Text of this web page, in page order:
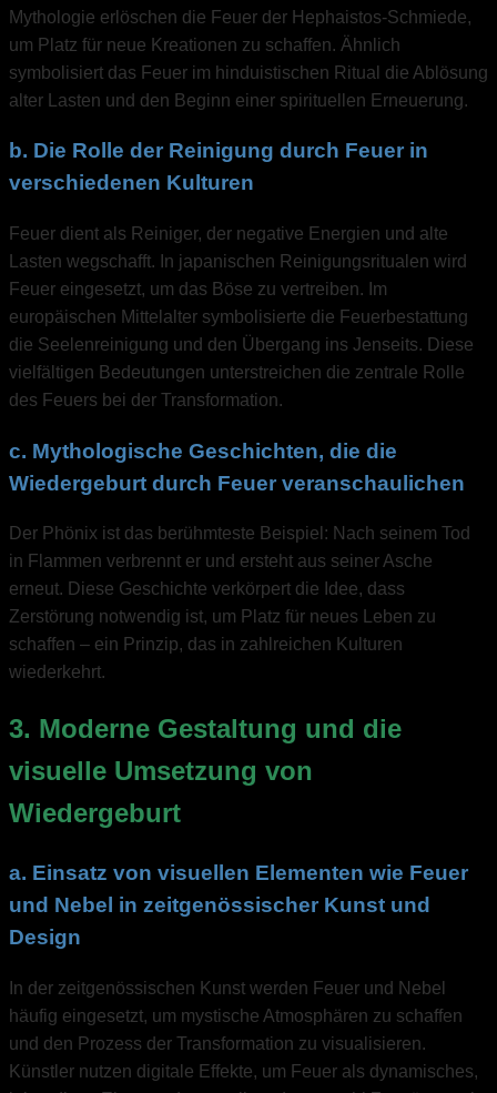
Mythologie erlöschen die Feuer der Hephaistos-Schmiede,
um Platz für neue Kreationen zu schaffen. Ähnlich
symbolisiert das Feuer im hinduistischen Ritual die Ablösung
alter Lasten und den Beginn einer spirituellen Erneuerung.
b. Die Rolle der Reinigung durch Feuer in
verschiedenen Kulturen
Feuer dient als Reiniger, der negative Energien und alte
Lasten wegschafft. In japanischen Reinigungsritualen wird
Feuer eingesetzt, um das Böse zu vertreiben. Im
europäischen Mittelalter symbolisierte die Feuerbestattung
die Seelenreinigung und den Übergang ins Jenseits. Diese
vielfältigen Bedeutungen unterstreichen die zentrale Rolle
des Feuers bei der Transformation.
c. Mythologische Geschichten, die die
Wiedergeburt durch Feuer veranschaulichen
Der Phönix ist das berühmteste Beispiel: Nach seinem Tod
in Flammen verbrennt er und ersteht aus seiner Asche
erneut. Diese Geschichte verkörpert die Idee, dass
Zerstörung notwendig ist, um Platz für neues Leben zu
schaffen – ein Prinzip, das in zahlreichen Kulturen
wiederkehrt.
3. Moderne Gestaltung und die
visuelle Umsetzung von
Wiedergeburt
a. Einsatz von visuellen Elementen wie Feuer
und Nebel in zeitgenössischer Kunst und
Design
In der zeitgenössischen Kunst werden Feuer und Nebel
häufig eingesetzt, um mystische Atmosphären zu schaffen
und den Prozess der Transformation zu visualisieren.
Künstler nutzen digitale Effekte, um Feuer als dynamisches,